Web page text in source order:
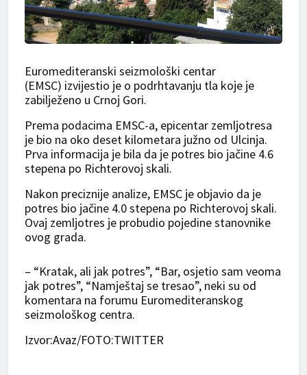
Euromediteranski seizmološki centar
(EMSC) izvijestio je o podrhtavanju tla koje je
zabilježeno u Crnoj Gori.
Prema podacima EMSC-a, epicentar zemljotresa
je bio na oko deset kilometara južno od Ulcinja.
Prva informacija je bila da je potres bio jačine 4.6
stepena po Richterovoj skali.
Nakon preciznije analize, EMSC je objavio da je
potres bio jačine 4.0 stepena po Richterovoj skali.
Ovaj zemljotres je probudio pojedine stanovnike
ovog grada.
– “Kratak, ali jak potres”, “Bar, osjetio sam veoma
jak potres”, “Namještaj se tresao”, neki su od
komentara na forumu Euromediteranskog
seizmološkog centra.
Izvor:Avaz/FOTO:TWITTER